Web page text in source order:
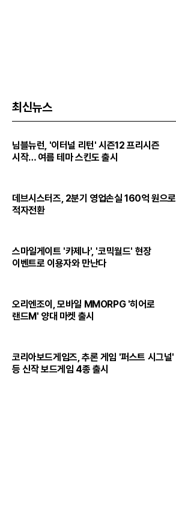
최신뉴스
님블뉴런, '이터널 리턴' 시즌12 프리시즌
시작… 여름 테마 스킨도 출시
데브시스터즈, 2분기 영업손실 160억 원으로
적자전환
스마일게이트 '카제나', '코믹월드' 현장
이벤트로 이용자와 만난다
오리엔조이, 모바일 MMORPG '히어로
랜드M' 양대 마켓 출시
코리아보드게임즈, 추론 게임 '퍼스트 시그널'
등 신작 보드게임 4종 출시